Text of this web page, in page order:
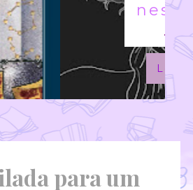
livro
Ler o post
para um